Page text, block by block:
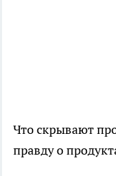
Что скрывают
правду о